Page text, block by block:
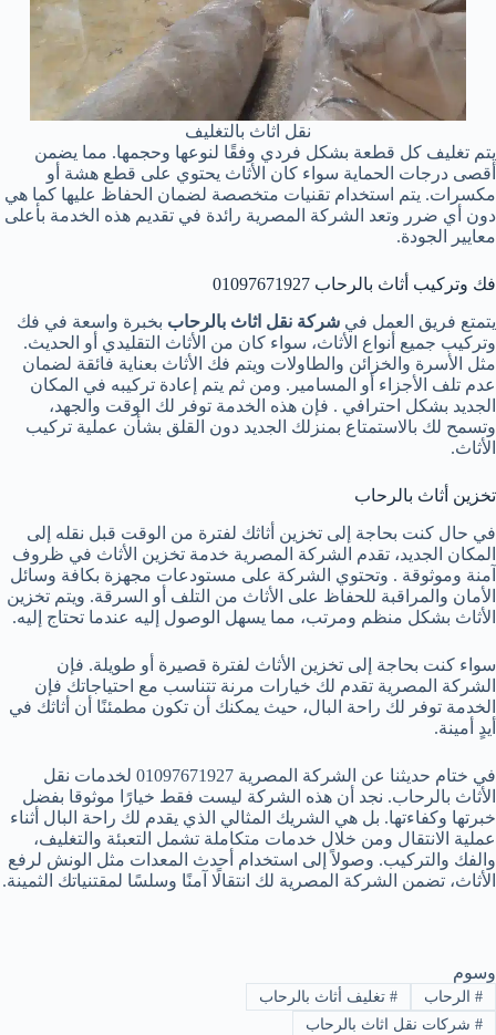
نقل اثاث بالتغليف
يتم تغليف كل قطعة بشكل فردي وفقًا لنوعها وحجمها. مما يضمن
أقصى درجات الحماية سواء كان الأثاث يحتوي على قطع هشة أو
مكسرات. يتم استخدام تقنيات متخصصة لضمان الحفاظ عليها كما هي
دون أي ضرر وتعد الشركة المصرية رائدة في تقديم هذه الخدمة بأعلى
معايير الجودة.
فك وتركيب أثاث بالرحاب 01097671927
يتمتع فريق العمل في شركة نقل اثاث بالرحاب بخبرة واسعة في فك
وتركيب جميع أنواع الأثاث، سواء كان من الأثاث التقليدي أو الحديث.
مثل الأسرة والخزائن والطاولات ويتم فك الأثاث بعناية فائقة لضمان
عدم تلف الأجزاء أو المسامير. ومن ثم يتم إعادة تركيبه في المكان
الجديد بشكل احترافي . فإن هذه الخدمة توفر لك الوقت والجهد،
وتسمح لك بالاستمتاع بمنزلك الجديد دون القلق بشأن عملية تركيب
الأثاث.
تخزين أثاث بالرحاب
في حال كنت بحاجة إلى تخزين أثاثك لفترة من الوقت قبل نقله إلى
المكان الجديد، تقدم الشركة المصرية خدمة تخزين الأثاث في ظروف
آمنة وموثوقة . وتحتوي الشركة على مستودعات مجهزة بكافة وسائل
الأمان والمراقبة للحفاظ على الأثاث من التلف أو السرقة. ويتم تخزين
الأثاث بشكل منظم ومرتب، مما يسهل الوصول إليه عندما تحتاج إليه.
سواء كنت بحاجة إلى تخزين الأثاث لفترة قصيرة أو طويلة. فإن
الشركة المصرية تقدم لك خيارات مرنة تتناسب مع احتياجاتك فإن
الخدمة توفر لك راحة البال، حيث يمكنك أن تكون مطمئنًا أن أثاثك في
أيدٍ أمينة.
في ختام حديثنا عن الشركة المصرية 01097671927 لخدمات نقل
الأثاث بالرحاب. نجد أن هذه الشركة ليست فقط خيارًا موثوقا بفضل
خبرتها وكفاءتها. بل هي الشريك المثالي الذي يقدم لك راحة البال أثناء
عملية الانتقال ومن خلال خدمات متكاملة تشمل التعبئة والتغليف،
والفك والتركيب. وصولاً إلى استخدام أحدث المعدات مثل الونش لرفع
الأثاث، تضمن الشركة المصرية لك انتقالًا آمنًا وسلسًا لمقتنياتك الثمينة.
وسوم
#الرحاب #تغليف أثاث بالرحاب
#شركات نقل اثاث بالرحاب